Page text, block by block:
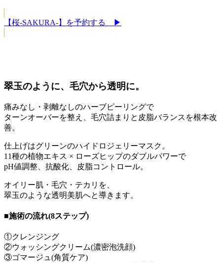
【桜-SAKURA-】を予約する ▶
翠玉のように、毛穴から透明に。
痛みなし・剥離なしのハーブピーリングで
ターンオーバーを整え、毛穴詰まりと皮脂バランスを根本改
善。
仕上げはグリーンのハイドロジェリーマスク。
11種の植物エキス × ローズヒップのダブルパワーで
pH値調整、抗酸化、皮脂コントロール。
オイリー肌・毛穴・テカリを、
翠玉のような透明美肌へと導きます。
■施術の流れ(8ステップ)
①クレンジング
②ウォッシングクリーム(濃密泡洗顔)
③ゴマージュ(角質ケア)